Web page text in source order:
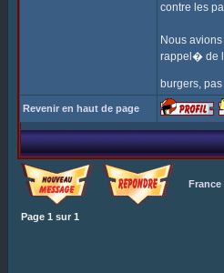
contre les
Nous
rappel� de
burgers,
Revenir en haut de page
France
Page 1 sur 1